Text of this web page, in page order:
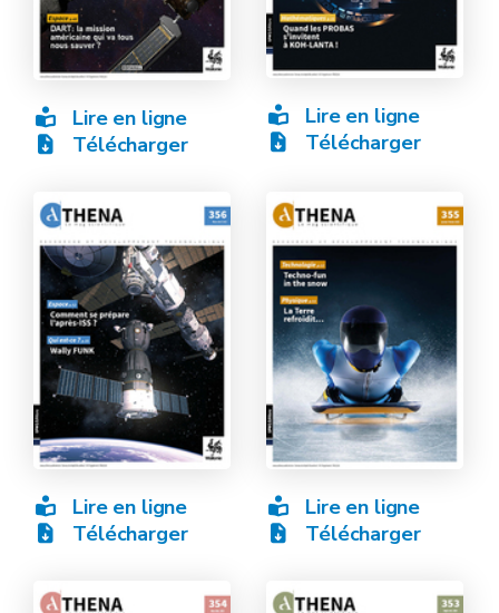
Lire en ligne
Télécharger
Lire en ligne
Télécharger
Lire en ligne
Télécharger
Lire en ligne
Télécharger